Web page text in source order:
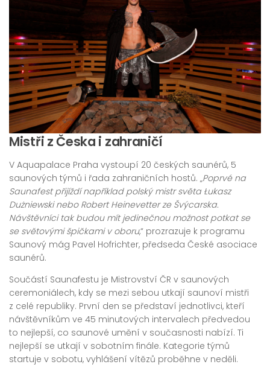
Mistři z Česka i zahraničí
V Aquapalace Praha vystoupí 20 českých saunérů, 5
saunových týmů i řada zahraničních hostů. „Poprvé na
Saunafest přijíždí například polský mistr světa Łukasz
Dużniewski nebo Robert Heinevetter ze Švýcarska.
Návštěvníci tak budou mít jedinečnou možnost potkat se
se světovými špičkami v oboru,“ prozrazuje k programu
Saunový mág Pavel Hofrichter, předseda České asociace
saunérů.
Součástí Saunafestu je Mistrovství ČR v saunových
ceremoniálech, kdy se mezi sebou utkají saunoví mistři
z celé republiky. První den se představí jednotlivci, kteří
návštěvníkům ve 45 minutových intervalech předvedou
to nejlepší, co saunové umění v současnosti nabízí. Ti
nejlepší se utkají v sobotním finále. Kategorie týmů
startuje v sobotu, vyhlášení vítězů proběhne v neděli.